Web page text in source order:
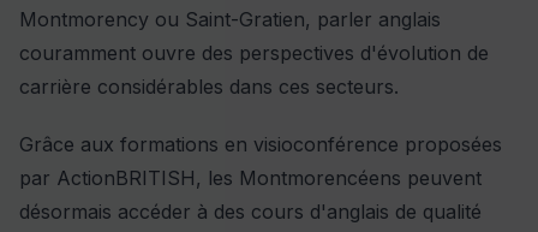
Montmorency ou Saint-Gratien, parler anglais
couramment ouvre des perspectives d'évolution de
carrière considérables dans ces secteurs.
Grâce aux formations en visioconférence proposées
par ActionBRITISH, les Montmorencéens peuvent
désormais accéder à des cours d'anglais de qualité